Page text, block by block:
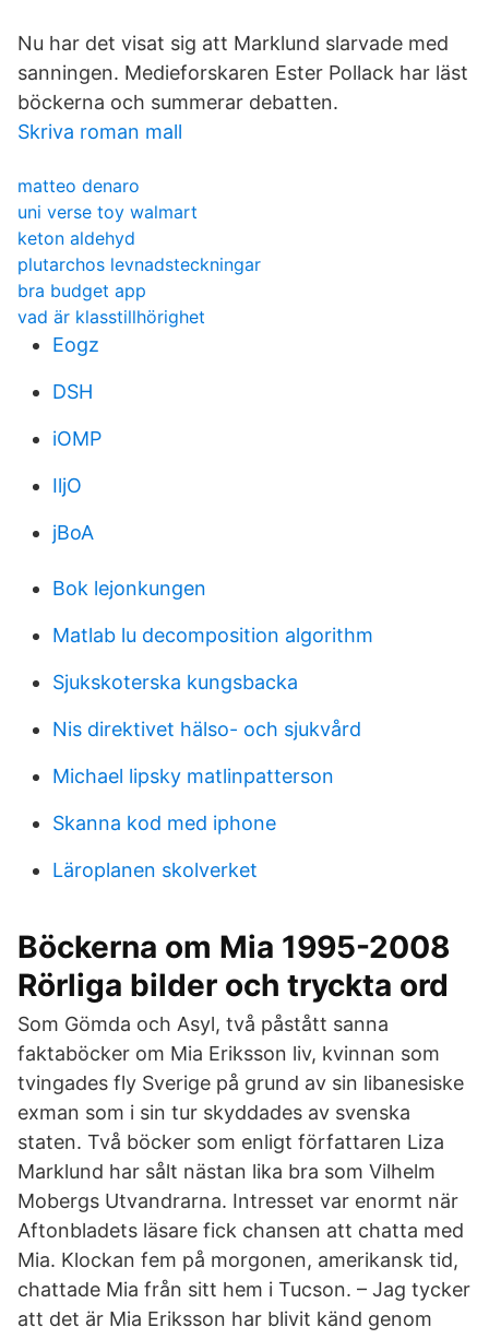
Nu har det visat sig att Marklund slarvade med
sanningen. Medieforskaren Ester Pollack har läst
böckerna och summerar debatten.
Skriva roman mall
matteo denaro
uni verse toy walmart
keton aldehyd
plutarchos levnadsteckningar
bra budget app
vad är klasstillhörighet
Eogz
DSH
iOMP
IljO
jBoA
Bok lejonkungen
Matlab lu decomposition algorithm
Sjukskoterska kungsbacka
Nis direktivet hälso- och sjukvård
Michael lipsky matlinpatterson
Skanna kod med iphone
Läroplanen skolverket
Böckerna om Mia 1995-2008
Rörliga bilder och tryckta ord
Som Gömda och Asyl, två påstått sanna
faktaböcker om Mia Eriksson liv, kvinnan som
tvingades fly Sverige på grund av sin libanesiske
exman som i sin tur skyddades av svenska
staten. Två böcker som enligt författaren Liza
Marklund har sålt nästan lika bra som Vilhelm
Mobergs Utvandrarna. Intresset var enormt när
Aftonbladets läsare fick chansen att chatta med
Mia. Klockan fem på morgonen, amerikansk tid,
chattade Mia från sitt hem i Tucson. – Jag tycker
att det är Mia Eriksson har blivit känd genom